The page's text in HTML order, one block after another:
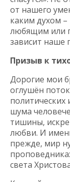
от нашего
каким духом
любящим или
зависит наше
Призыв к
Дорогие мои
оглушён
шума
тишины,
любви. И
прежде, мир
света